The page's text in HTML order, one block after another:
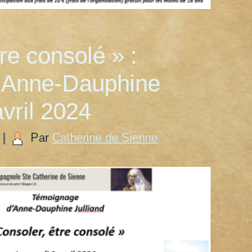
consolé » :
Dauphine
2024
Par Catherine de Sienne